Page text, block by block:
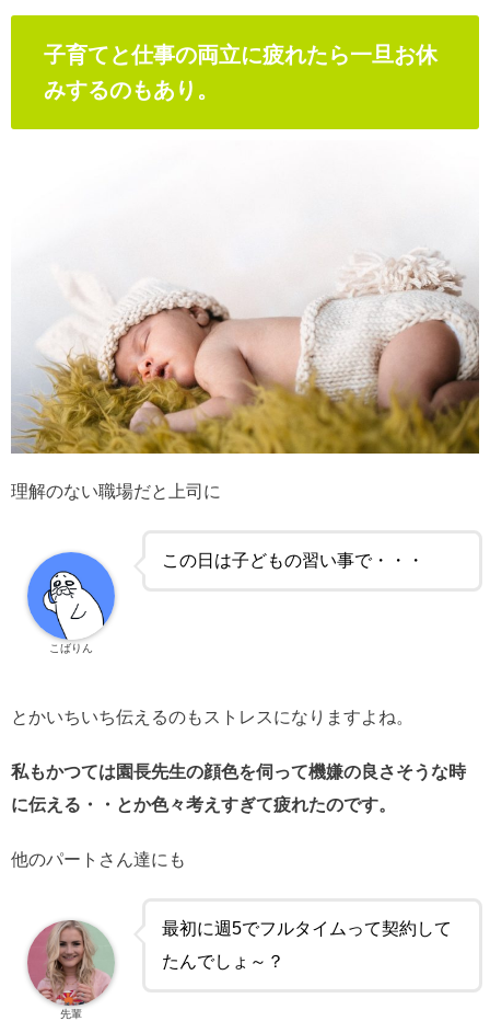
子育てと仕事の両立に疲れたら一旦お休
みするのもあり。
理解のない職場だと上司に
この日は子どもの習い事で・・・
こばりん
とかいちいち伝えるのもストレスになりますよね。
私もかつては園長先生の顔色を伺って機嫌の良さそうな時
に伝える・・とか色々考えすぎて疲れたのです。
他のパートさん達にも
最初に週5でフルタイムって契約して
たんでしょ～？
先輩